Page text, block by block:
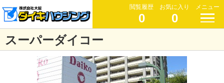
閲覧履歴
0
お気に入り
0
メニュー
スーパーダイコー